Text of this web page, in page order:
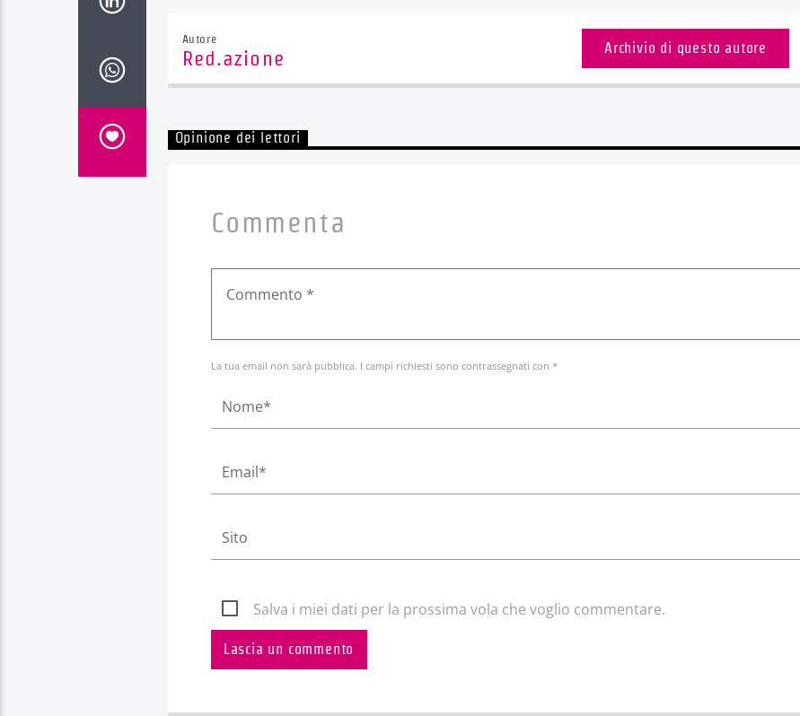
Autore
Red.azione
Archivio di questo autore
Opinione dei lettori
Commenta
La tua email non sarà pubblica. I campi richiesti sono contrassegnati con *
Salva i miei dati per la prossima vola che voglio commentare.